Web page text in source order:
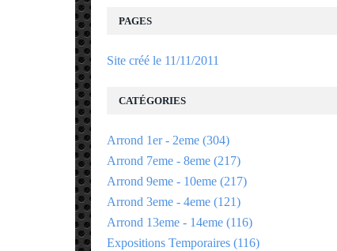
PAGES
Site créé le 11/11/2011
CATÉGORIES
Arrond 1er - 2eme (304)
Arrond 7eme - 8eme (217)
Arrond 9eme - 10eme (217)
Arrond 3eme - 4eme (121)
Arrond 13eme - 14eme (116)
Expositions Temporaires (116)